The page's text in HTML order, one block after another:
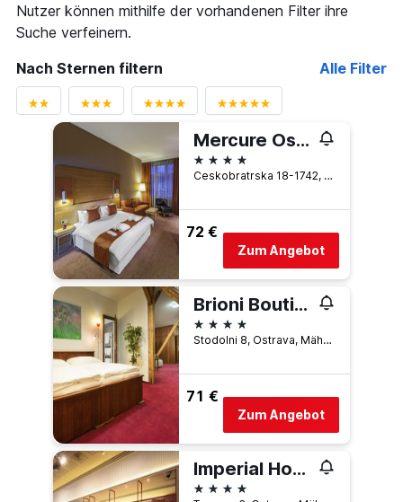
Nutzer können mithilfe der vorhandenen Filter ihre
Suche verfeinern.
Nach Sternen filtern
Alle Filter
Mercure Ostrava Center Hotel
4 Sterne
Ceskobratrska 18-1742, Ostrava, Mährisch-Schlesische Region, Tschechien
72 €
Zum Angebot
Brioni Boutique Hotel 4
4 Sterne
Stodolni 8, Ostrava, Mährisch-Schlesische Region, Tschechien
71 €
Zum Angebot
Imperial Hotel Ostrava
4 Sterne